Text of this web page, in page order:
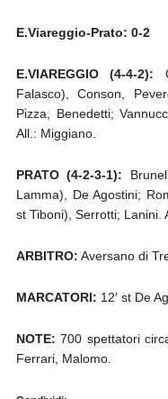
E.Viareggio-Prato: 0-2
E.VIAREGGIO (4-4-2):
Falasco), Conson,
Pizza, Benedetti;
All.: Miggiano.
PRATO (4-2-3-1):
Lamma), De Agostini;
st Tiboni), Serrotti; Lanini.
ARBITRO: Aversano di
MARCATORI: 12′ st De
NOTE: 700 spettatori
Ferrari, Malomo.